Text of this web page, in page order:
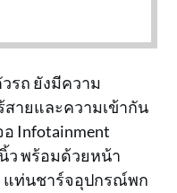
รถ ยังมีความ
สายและความเข้ากัน
Infotainment
ว พร้อมด้วยหน้า
แท่นชาร์จอุปกรณ์พก